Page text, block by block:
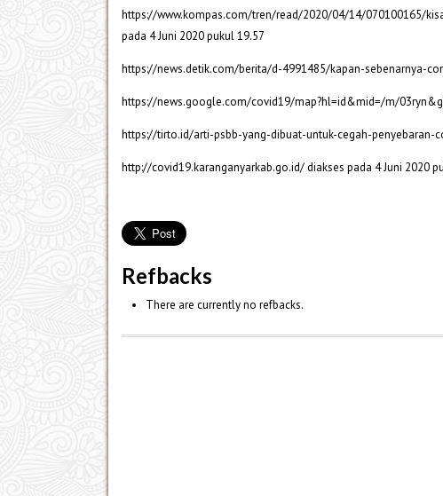
https://www.kompas.com/tren/read/2020/04/14/
pada 4 Juni 2020 pukul 19.57
https://news.detik.com/berita/d-4991485/kapan-sebenarnya-
https://news.google.com/covid19/map?hl=id&mid=/m/
https://tirto.id/arti-psbb-yang-dibuat-untuk-cegah-penyebaran-
http://covid19.karanganyarkab.go.id/ diakses pada 4 Juni 2020
Refbacks
There are currently no refbacks.